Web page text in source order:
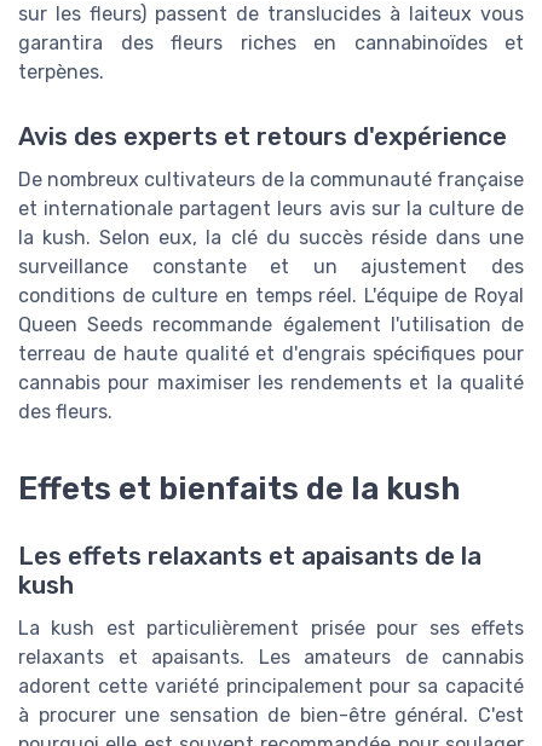
sur les fleurs) passent de translucides à laiteux vous
garantira des fleurs riches en cannabinoïdes et
terpènes.
Avis des experts et retours d'expérience
De nombreux cultivateurs de la communauté française
et internationale partagent leurs avis sur la culture de
la kush. Selon eux, la clé du succès réside dans une
surveillance constante et un ajustement des
conditions de culture en temps réel. L'équipe de Royal
Queen Seeds recommande également l'utilisation de
terreau de haute qualité et d'engrais spécifiques pour
cannabis pour maximiser les rendements et la qualité
des fleurs.
Effets et bienfaits de la kush
Les effets relaxants et apaisants de la
kush
La kush est particulièrement prisée pour ses effets
relaxants et apaisants. Les amateurs de cannabis
adorent cette variété principalement pour sa capacité
à procurer une sensation de bien-être général. C'est